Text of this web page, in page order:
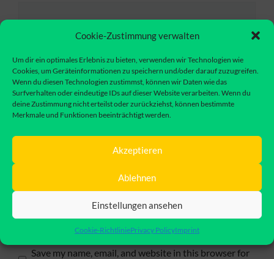
Cookie-Zustimmung verwalten
Um dir ein optimales Erlebnis zu bieten, verwenden wir Technologien wie
Cookies, um Geräteinformationen zu speichern und/oder darauf zuzugreifen.
Wenn du diesen Technologien zustimmst, können wir Daten wie das
Surfverhalten oder eindeutige IDs auf dieser Website verarbeiten. Wenn du
deine Zustimmung nicht erteilst oder zurückziehst, können bestimmte
Merkmale und Funktionen beeinträchtigt werden.
Akzeptieren
Ablehnen
Einstellungen ansehen
Cookie-RichtliniePrivacy PolicyImprint
Website
Save my name, email, and website in this browser for